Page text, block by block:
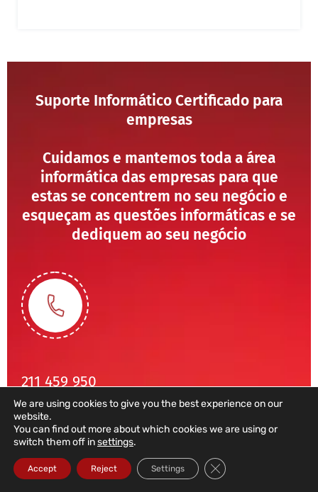
Suporte Informático Certificado para
empresas
Cuidamos e mantemos toda a área
informática das empresas para que
estas se concentrem no seu negócio e
esqueçam as questões informáticas e se
dediquem ao seu negócio
211 459 950
(Chamada para rede fixa nacional)
sales@dataroad.pt
We are using cookies to give you the best experience on our
website.
You can find out more about which cookies we are using or
switch them off insettings.
Accept Reject Settings Close GDPR Cookie